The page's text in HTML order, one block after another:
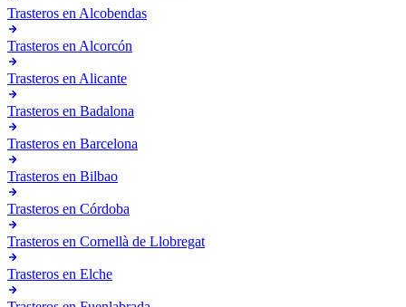
Trasteros enAlcobendas
Trasteros enAlcorcón
Trasteros enAlicante
Trasteros en Badalona
Trasteros en Barcelona
Trasteros en Bilbao
Trasteros en Córdoba
Trasteros en Cornellà de Llobregat
Trasteros en Elche